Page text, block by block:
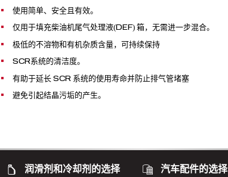
使用简单、安全且有效。
仅用于填充柴油机尾气处理液(DEF) 箱，无需进一步混合。
极低的不溶物和有机杂质含量，可持续保持
SCR系统的清洁度。
有助于延长 SCR 系统的使用寿命并防止排气管堵塞
避免引起结晶污垢的产生。
润滑剂和冷却剂的选择 汽车配件的选择